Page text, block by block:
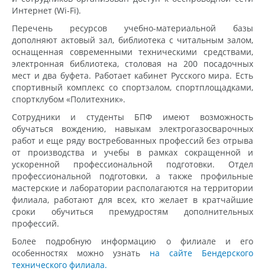
Интернет (Wi-Fi).
Перечень ресурсов учебно-материальной базы
дополняют актовый зал, библиотека с читальным залом,
оснащенная современными техническими средствами,
электронная библиотека, столовая на 200 посадочных
мест и два буфета. Работает кабинет Русского мира. Есть
спортивный комплекс со спортзалом, спортплощадками,
спортклубом «Политехник».
Сотрудники и студенты БПФ имеют возможность
обучаться вождению, навыкам электрогазосварочных
работ и еще ряду востребованных профессий без отрыва
от производства и учебы в рамках сокращенной и
ускоренной профессиональной подготовки. Отдел
профессиональной подготовки, а также профильные
мастерские и лаборатории располагаются на территории
филиала, работают для всех, кто желает в кратчайшие
сроки обучиться премудростям дополнительных
профессий.
Более подробную информацию о филиале и его
особенностях можно узнать на сайте Бендерского
технического филиала.